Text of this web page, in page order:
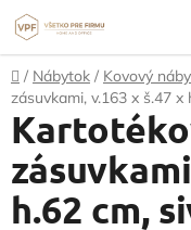
Prejsť
na
obsah
Domov
/ Nábytok / Kovový
zásuvkami, v.163 x š.47
h.62 cm,